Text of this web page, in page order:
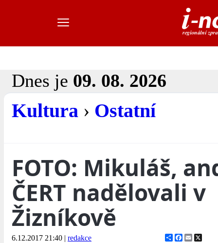
Dnes je 09. 08. 2026
Kultura › Ostatní
FOTO: Mikuláš,
ČERT nadělovali v
Žizníkově
6.12.2017 21:40 | redakce ShareFacebook
Email